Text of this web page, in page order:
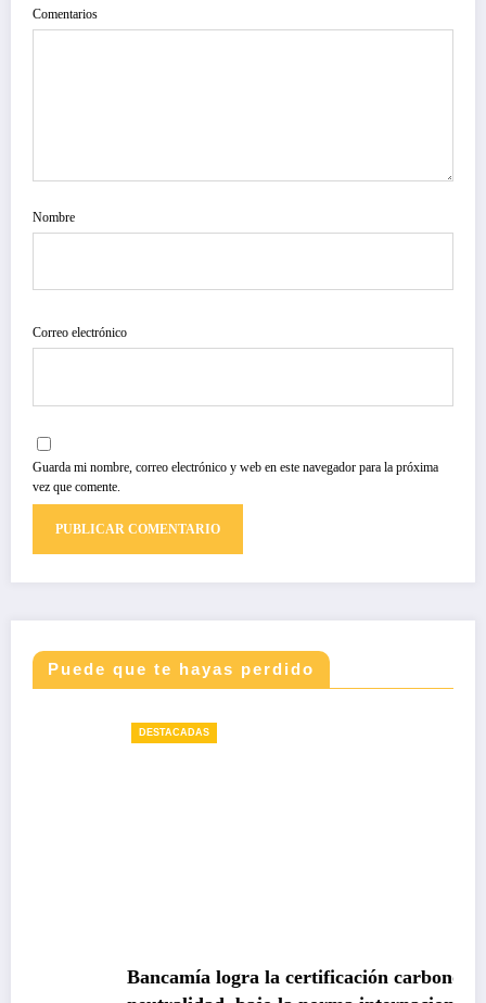
Comentarios
Nombre
Correo electrónico
Guarda mi nombre, correo electrónico y web en este navegador para la próxima
vez que comente.
Puede que te hayas perdido
Bancamía logra la certificación carbono